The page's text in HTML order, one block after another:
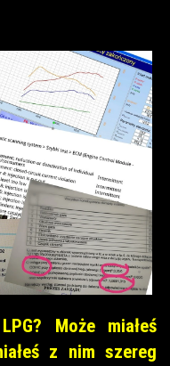
Może miałeś
z nim szereg